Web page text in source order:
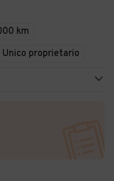
km
Unico proprietario